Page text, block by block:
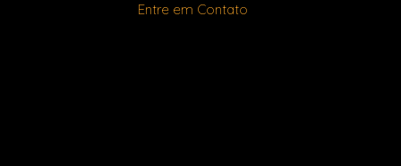
Entre em Contato